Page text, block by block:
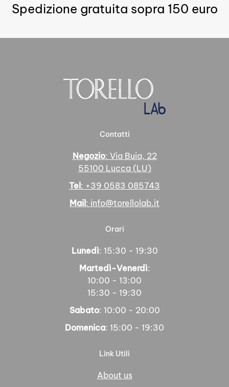
Spedizione gratuita sopra 150 euro
Contatti
Negozio: Via Buia, 22
55100 Lucca (LU)
Tel : +39 0583 085743
Mail : info@torellolab.it
Orari
Lunedì: 15:30 - 19:30
Martedì-Venerdì:
10:00 - 13:00
15:30 - 19:30
Sabato: 10:00 - 20:00
Domenica: 15:00 - 19:30
Link Utili
About us